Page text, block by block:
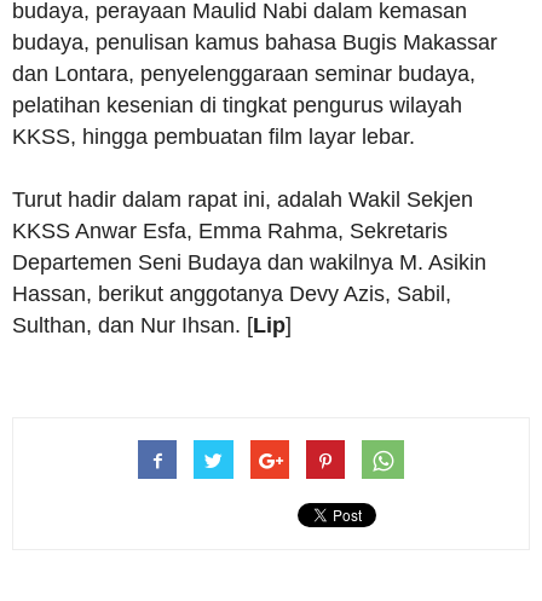
budaya, perayaan Maulid Nabi dalam kemasan
budaya, penulisan kamus bahasa Bugis Makassar
dan Lontara, penyelenggaraan seminar budaya,
pelatihan kesenian di tingkat pengurus wilayah
KKSS, hingga pembuatan film layar lebar.
Turut hadir dalam rapat ini, adalah Wakil Sekjen
KKSS Anwar Esfa, Emma Rahma, Sekretaris
Departemen Seni Budaya dan wakilnya M. Asikin
Hassan, berikut anggotanya Devy Azis, Sabil,
Sulthan, dan Nur Ihsan. [Lip]